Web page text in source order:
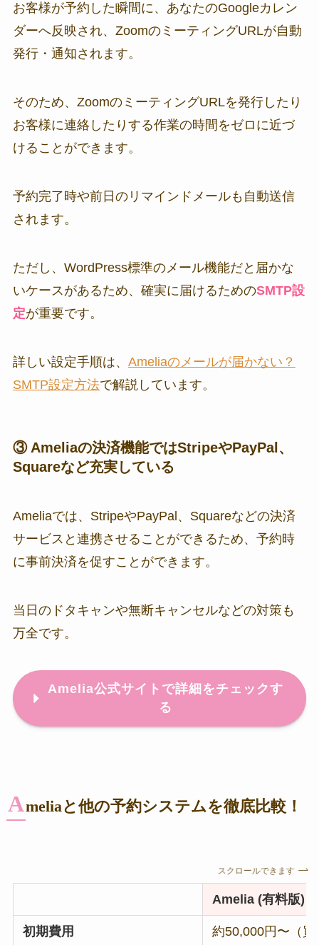
お客様が予約した瞬間に、あなたのGoogleカレン
ダーへ反映され、ZoomのミーティングURLが自動
発行・通知されます。
そのため、ZoomのミーティングURLを発行したり
お客様に連絡したりする作業の時間をゼロに近づ
けることができます。
予約完了時や前日のリマインドメールも自動送信
されます。
ただし、WordPress標準のメール機能だと届かな
いケースがあるため、確実に届けるためのSMTP設
定が重要です。
詳しい設定手順は、 Ameliaのメールが届かない？
SMTP設定方法で解説しています。
③ Ameliaの決済機能ではStripeやPayPal、
Squareなど充実している
Ameliaでは、StripeやPayPal、Squareなどの決済
サービスと連携させることができるため、予約時
に事前決済を促すことができます。
当日のドタキャンや無断キャンセルなどの対策も
万全です。
Amelia公式サイトで詳細をチェックす
る
Ameliaと他の予約システムを徹底比較！
スクロールできます
Amelia (有料版)
初期費用
約50,000円〜（